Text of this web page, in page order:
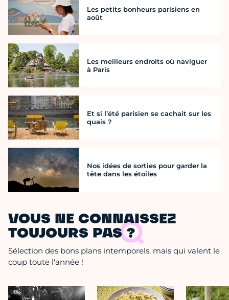
Les petits bonheurs parisiens en
août
Les meilleurs endroits où naviguer
à Paris
Et si l’été parisien se cachait sur les
quais ?
Nos idées de sorties pour garder la
tête dans les étoiles
VOUS NE CONNAISSEZ
TOUJOURS PAS ?
Sélection des bons plans intemporels, mais qui valent le
coup toute l'année !